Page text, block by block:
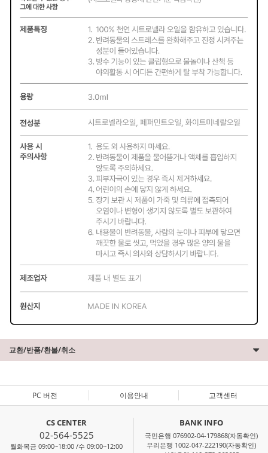
교환/반품/환불/취소
PC 버전 이용안내 고객센터
CS CENTER
02-564-5525
월화목금 09:00~18:00 /수 09:00~12:00
BANK INFO
국민은행 076902-04-179868(자동확인)
우리은행 1002-047-222190(자동확인)